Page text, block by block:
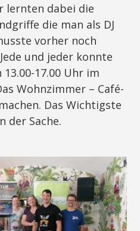
lernten dabei die
die man als DJ
vorher noch
und jeder konnte
13.00-17.00 Uhr im
Wohnzimmer – Café-
Das Wichtigste
der Sache.